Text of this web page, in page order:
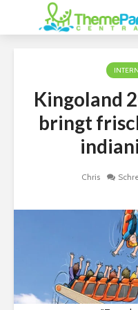
Kingoland
bringt
Chris